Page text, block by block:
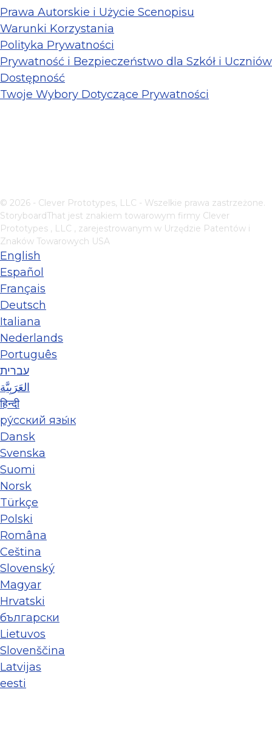
Prawa Autorskie i Użycie Scenopisu
Warunki Korzystania
Polityka Prywatności
Prywatność i Bezpieczeństwo dla Szkół i Uczniów
Dostępność
Twoje Wybory Dotyczące Prywatności
© 2026 - Clever Prototypes, LLC - Wszelkie prawa zastrzeżone.
StoryboardThat jest znakiem towarowym firmy Clever
Prototypes , LLC , zarejestrowanym w Urzędzie Patentów i
Znaków Towarowych USA
English
Español
Français
Deutsch
Italiana
Nederlands
Português
עברית
العَرَبِيَّة
हिन्दी
ру́сский язы́к
Dansk
Svenska
Suomi
Norsk
Türkçe
Polski
Româna
Ceština
Slovenský
Magyar
Hrvatski
български
Lietuvos
Slovenščina
Latvijas
eesti